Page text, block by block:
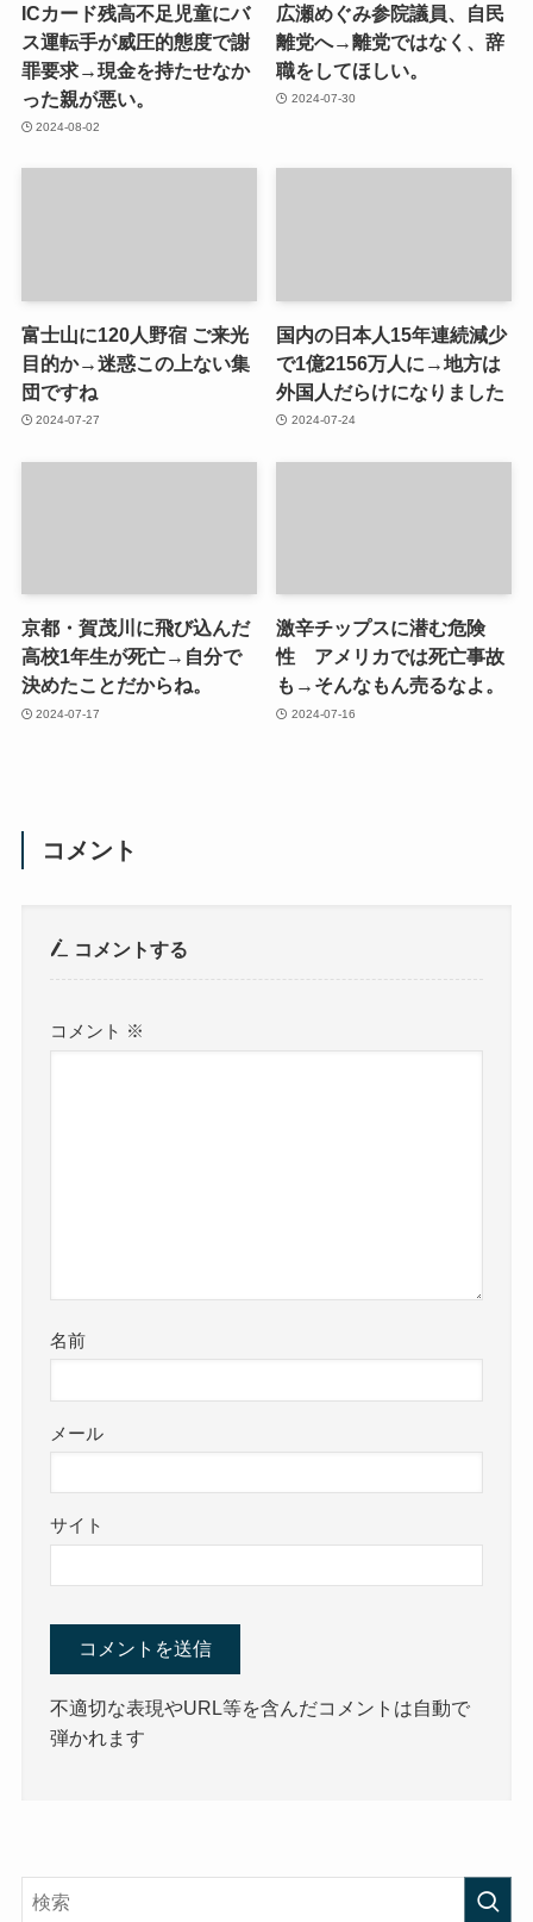
ICカード残高不足児童にバ
ス運転手が威圧的態度で謝
罪要求→現金を持たせなか
った親が悪い。
2024-08-02
広瀬めぐみ参院議員、自民
離党へ→離党ではなく、辞
職をしてほしい。
2024-07-30
富士山に120人野宿 ご来光
目的か→迷惑この上ない集
団ですね
2024-07-27
国内の日本人15年連続減少
で1億2156万人に→地方は
外国人だらけになりました
2024-07-24
京都・賀茂川に飛び込んだ
高校1年生が死亡→自分で
決めたことだからね。
2024-07-17
激辛チップスに潜む危険
性 アメリカでは死亡事故
も→そんなもん売るなよ。
2024-07-16
コメント
コメントする
コメント ※
名前
メール
サイト
不適切な表現やURL等を含んだコメントは自動で
弾かれます